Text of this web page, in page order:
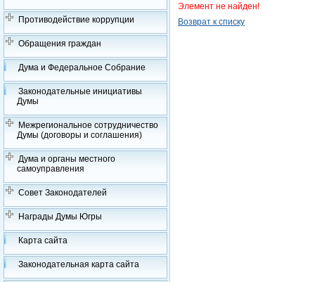
Противодействие коррупции
Обращения граждан
Дума и Федеральное Собрание
Законодательные инициативы
Думы
Межрегиональное сотрудничество
Думы (договоры и соглашения)
Дума и органы местного
самоуправления
Совет Законодателей
Награды Думы Югры
Карта сайта
Законодательная карта сайта
Элемент не найден!
Возврат к списку